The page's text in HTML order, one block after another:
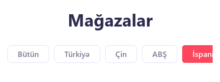
Mağazalar
Bütün Türkiyə Çin ABŞ